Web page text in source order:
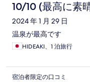
10/10 (最高に素
2024 年 1 月 29 日
温泉が最高です
HIDEAKI、1 泊旅行
宿泊者限定の口コミ